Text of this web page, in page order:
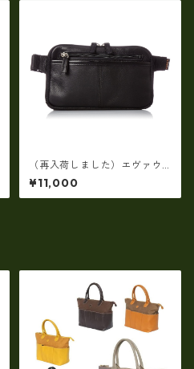
（再入荷しました）エヴァウ
ィン EVERWIN 日本製 【日本
製】【レザー】ウェストボデ
ィバッグ メンズ 薄型【ビジネ
¥11,000